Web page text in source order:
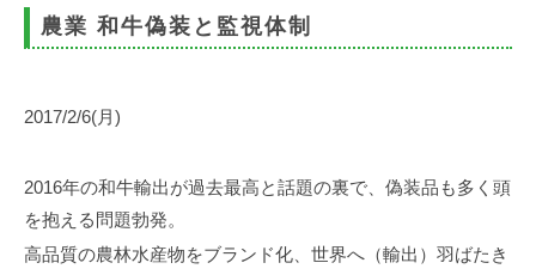
佐
宏
所
農業 和牛偽装と監視体制
2017/2/6(月)
2016年の和牛輸出が過去最高と話題の裏で、偽装品も多く頭
を抱える問題勃発。
高品質の農林水産物をブランド化、世界へ（輸出）羽ばたき